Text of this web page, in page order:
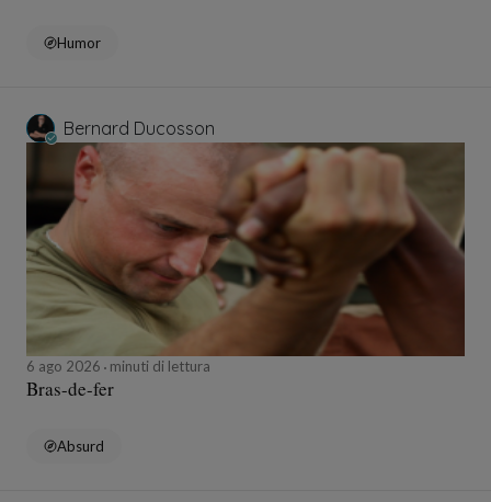
Humor
Bernard Ducosson
6 ago 2026 minuti di lettura
Bras-de-fer
Absurd